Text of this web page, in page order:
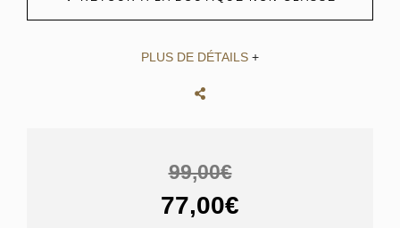
PLUS DE DÉTAILS +
99,00€
77,00€